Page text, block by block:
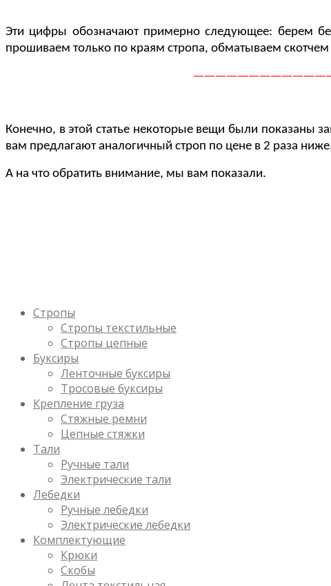
Эти цифры обозначают примерно следующее: берем
прошиваем только по краям стропа, обматываем
Конечно, в этой статье некоторые вещи были показаны
вам предлагают аналогичный строп по цене в 2 раза
А на что обратить внимание, мы вам показали.
Стропы
Стропы текстильные
Стропы цепные
Буксиры
Ленточные буксиры
Тросовые буксиры
Крепление груза
Стяжные ремни
Цепные стяжки
Тали
Ручные тали
Электрические тали
Лебедки
Ручные лебедки
Электрические лебедки
Комплектующие
Крюки
Скобы